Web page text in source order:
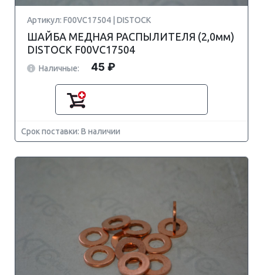
Артикул: F00VC17504 | DISTOCK
ШАЙБА МЕДНАЯ РАСПЫЛИТЕЛЯ (2,0мм)
DISTOCK F00VC17504
Наличные: 45 ₽
Срок поставки: В наличии